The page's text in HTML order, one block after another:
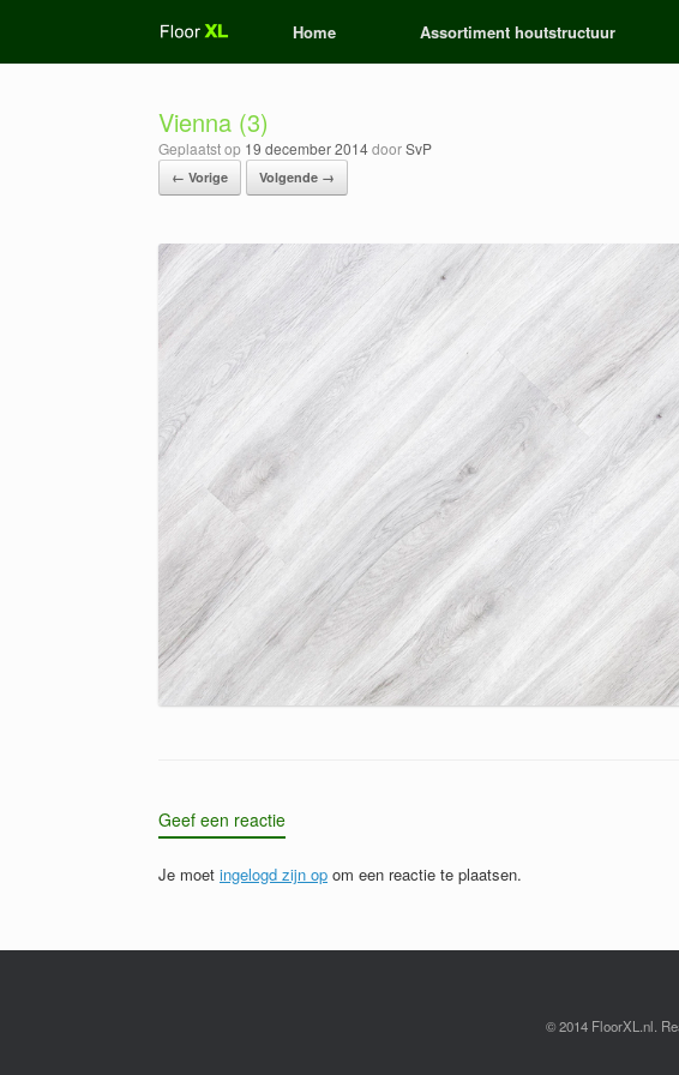
Home Assortiment houtstructuur
Vienna (3)
Geplaatst op 19 december 2014doorSvP
← Vorige Volgende →
Geef een reactie
Je moet ingelogd zijn op om een reactie te plaatsen.
© 2014 FloorXL.nl.